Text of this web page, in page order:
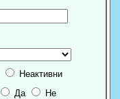
Неактивни
Да Не